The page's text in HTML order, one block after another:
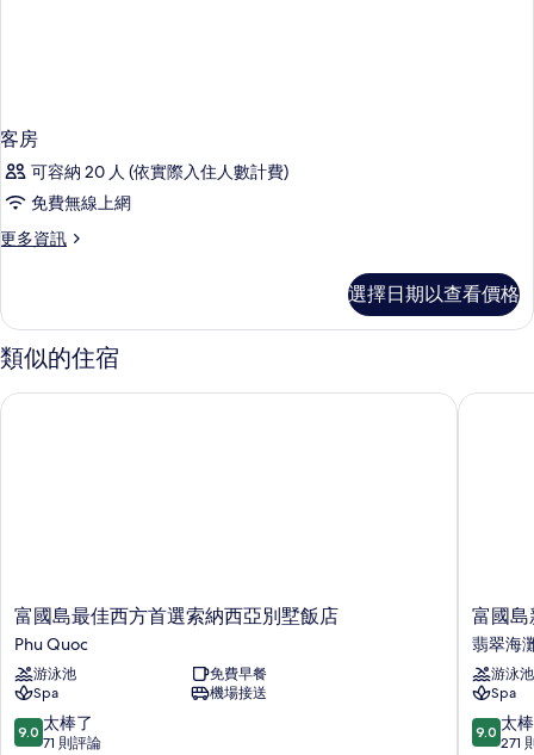
客房
可容納 20 人 (依實際入住人數計費)
免費無線上網
更多資訊
更
的
詳
情
選擇日期以查看價格
類似的住宿
富
國
島
最
佳
西
方
富國島最佳西方首選索納西亞別墅飯店
Phu Quoc
游泳池
免費早餐
Spa
機場接送
9.0
分，
9.0 太棒了
71 則評論
富國島最佳西方首選索納西亞別墅飯店
富
國
島
新
世
界
度
富國島
翡翠海
游泳池
Spa
9.0
分，
9.0 太
271
富國島